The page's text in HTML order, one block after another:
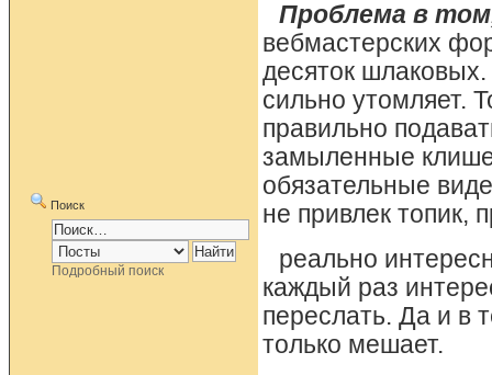
Поиск
Подробный поиск
Проблема в
вебмастерских
десяток
сильно утомляет.
правильно
замыленные
обязательные
не привлек топик,
реально
каждый раз
переслать. Да и в
только мешает.